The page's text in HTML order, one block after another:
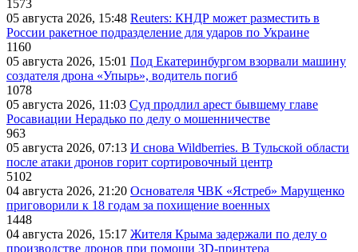
1573
05 августа 2026, 15:48 Reuters: КНДР может разместить в
России ракетное подразделение для ударов по Украине
1160
05 августа 2026, 15:01 Под Екатеринбургом взорвали машину
создателя дрона «Упырь», водитель погиб
1078
05 августа 2026, 11:03 Суд продлил арест бывшему главе
Росавиации Нерадько по делу о мошенничестве
963
05 августа 2026, 07:13 И снова Wildberries. В Тульской области
после атаки дронов горит сортировочный центр
5102
04 августа 2026, 21:20 Основателя ЧВК «Ястреб» Марущенко
приговорили к 18 годам за похищение военных
1448
04 августа 2026, 15:17 Жителя Крыма задержали по делу о
производстве дронов при помощи 3D‑принтера